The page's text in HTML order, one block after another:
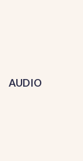
AUDIO